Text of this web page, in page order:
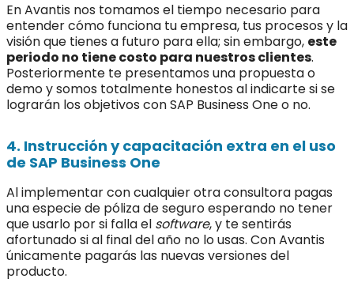
En Avantis nos tomamos el tiempo necesario para
entender cómo funciona tu empresa, tus procesos y la
visión que tienes a futuro para ella; sin embargo, este
periodo no tiene costo para nuestros clientes.
Posteriormente te presentamos una propuesta o
demo y somos totalmente honestos al indicarte si se
lograrán los objetivos con SAP Business One o no.
4. Instrucción y capacitación extra en el uso
de SAP Business One
Al implementar con cualquier otra consultora pagas
una especie de póliza de seguro esperando no tener
que usarlo por si falla el software, y te sentirás
afortunado si al final del año no lo usas. Con Avantis
únicamente pagarás las nuevas versiones del
producto.